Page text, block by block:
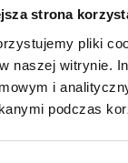
strona
pliki
naszej witrynie.
i
podczas
5.7s do 100 km/h
250